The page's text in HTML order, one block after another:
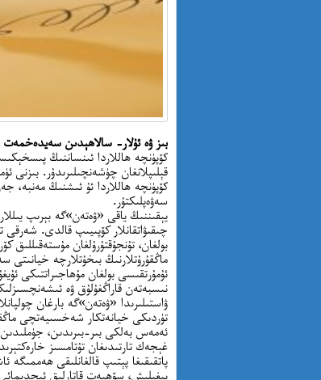
بىز ۋە ئۇلار- سالاھېدىن سەيدەخمەت
كۆپۈنچە ھاللاردا ئىنساننىڭ
قېلىپلانغان چۈشەنچىلىرىدۇر. بىزنى
كۆپۈنچە ھاللاردا ئۇ ئىشنىڭ مەنبە،
سەۋەپلىكتۇر.
يېقىننىڭ ياقى «ۋەتەن»گە بېرىپ
بولغان، تۇنجۇقتۇرۇلغان
ماڭقۇرۇتلارنىڭ بىخۇتلارچە
ئۇمۇرتقىسى بولغان مۇھاجىراتتىكى
نىسبەتەن قاراڭغۇلۇق ۋە
ۋاستىلىرىدا «ۋەتەن»گە بارغان
تۈردىكى خيانەتكار شەخسىيەتچى
ئەمەس بەلكى بىر-بىرىدىن، جۈملىدىن
غېجەك تارتىدىغان تۇتامسىز
پاتقىقىغا پېتىپ قالغانلىقى